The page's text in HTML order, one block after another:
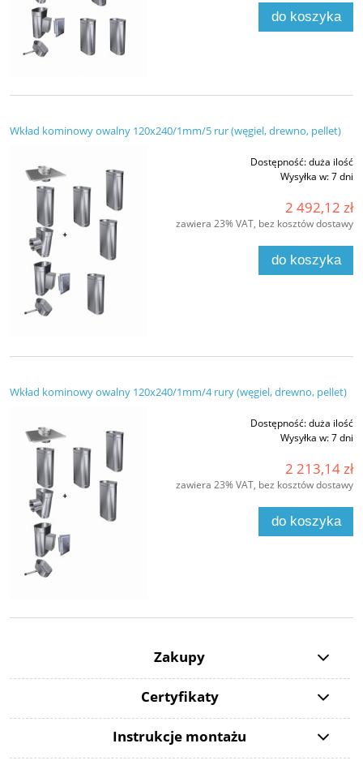
do koszyka
Wkład kominowy owalny 120x240/1mm/5 rur (węgiel, drewno, pellet)
Dostępność:duża ilość
Wysyłka w:7 dni
2 492,12 zł
zawiera 23% VAT, bez kosztów dostawy
do koszyka
Wkład kominowy owalny 120x240/1mm/4 rury (węgiel, drewno, pellet)
Dostępność:duża ilość
Wysyłka w:7 dni
2 213,14 zł
zawiera 23% VAT, bez kosztów dostawy
do koszyka
Zakupy
Certyfikaty
Instrukcje montażu